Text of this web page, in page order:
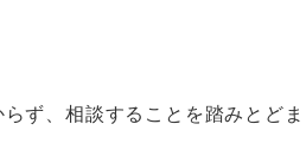
ず、相談することを踏みとどま